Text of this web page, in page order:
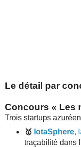
Le détail par
Concours « Les
Trois startups
🥇 IotaSphere,
traçabilité dans